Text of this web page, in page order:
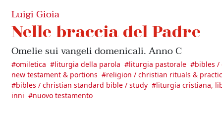
Luigi Gioia
Nelle braccia del Padre
Omelie sui vangeli domenicali. Anno C
#omiletica #liturgia della parola #liturgia pastorale #bibles /
new testament & portions #religion / christian rituals &
#bibles / christian standard bible / study #liturgia cristiana,
inni #nuovo testamento